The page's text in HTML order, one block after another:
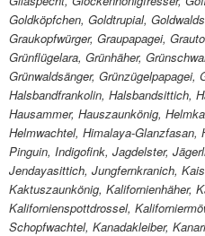
Goldköpfchen, Goldtrupial,
Graukopfwürger, Graupapagei,
Grünflügelara, Grünhäher,
Grünwaldsänger, Grünzügelpapagei,
Halsbandfrankolin, Halsbandsittich,
Hausammer, Hauszaunkönig,
Helmwachtel, Himalaya-Glanzfasan,
Pinguin, Indigofink, Jagdelster,
Jendayasittich, Jungfernkranich,
Kaktuszaunkönig, Kalifornienhäher,
Kalifornienspottdrossel,
Schopfwachtel, Kanadakleiber,